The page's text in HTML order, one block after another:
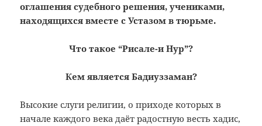
оглашения судебного решения, учениками,
находящихся вместе с Устазом в тюрьме.
Что такое “Рисале-и Нур”?
Кем является Бадиуззаман?
Высокие слуги религии, о приходе которых в
начале каждого века даёт радостную весть хадис,